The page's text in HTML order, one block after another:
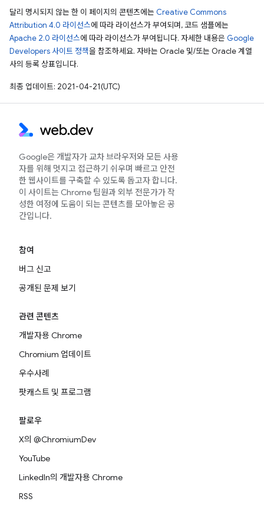
달리 명시되지 않는 한 이 페이지의 콘텐츠에는 Creative Commons
Attribution 4.0 라이선스에 따라 라이선스가 부여되며, 코드 샘플에는
Apache 2.0 라이선스에 따라 라이선스가 부여됩니다. 자세한 내용은 Google
Developers 사이트 정책을 참조하세요. 자바는 Oracle 및/또는 Oracle 계열
사의 등록 상표입니다.
최종 업데이트: 2021-04-21(UTC)
Google은 개발자가 교차 브라우저와 모든 사용
자를 위해 멋지고 접근하기 쉬우며 빠르고 안전
한 웹사이트를 구축할 수 있도록 돕고자 합니다.
이 사이트는 Chrome 팀원과 외부 전문가가 작
성한 여정에 도움이 되는 콘텐츠를 모아놓은 공
간입니다.
참여
버그 신고
공개된 문제 보기
관련 콘텐츠
개발자용 Chrome
Chromium 업데이트
우수사례
팟캐스트 및 프로그램
팔로우
X의 @ChromiumDev
YouTube
LinkedIn의 개발자용 Chrome
RSS